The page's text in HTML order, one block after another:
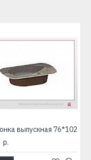
выпускная 76*102
р.